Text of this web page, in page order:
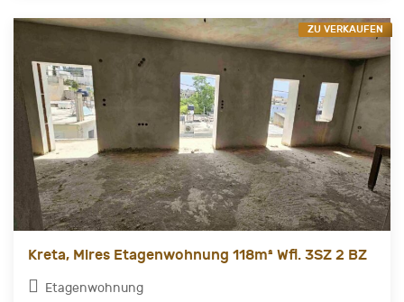
Kreta, Mires Etagenwohnung 118m² Wfl. 3SZ 2 BZ
Etagenwohnung
ZU VERKAUFEN